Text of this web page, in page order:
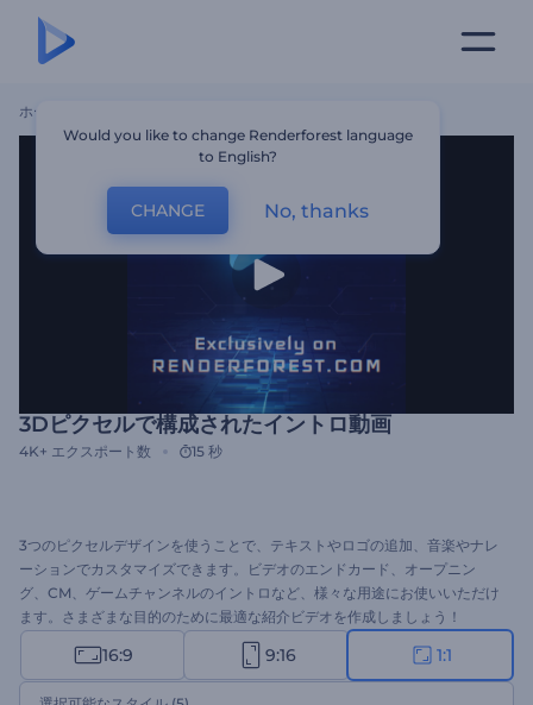
ホーム
3Dピクセルで構成されたイントロ動画
4K+ エクスポート数 15 秒
3つのピクセルデザインを使うことで、テキストやロゴの追加、音楽やナレ
ーションでカスタマイズできます。ビデオのエンドカード、オープニン
グ、CM、ゲームチャンネルのイントロなど、様々な用途にお使いいただけ
ます。さまざまな目的のために最適な紹介ビデオを作成しましょう！
16:9 9:16 1:1
Would you like to change Renderforest language
to English?
CHANGE No, thanks